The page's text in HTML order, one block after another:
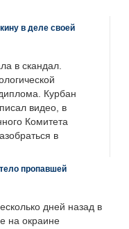
в деле своей
в скандал.
Курбан
видео, в
Комитета
в
пропавшей
дней назад в
на окраине